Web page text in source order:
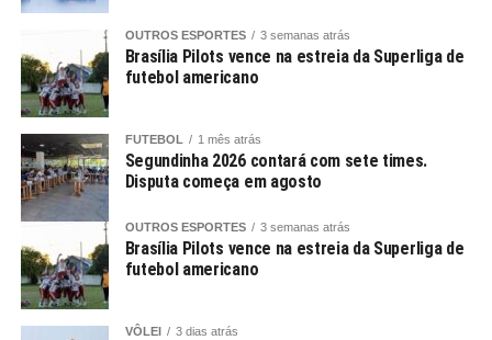
OUTROS ESPORTES 3 semanas atrás
Brasília Pilots vence na estreia da Superliga de
futebol americano
FUTEBOL 1 mês atrás
Segundinha 2026 contará com sete times.
Disputa começa em agosto
OUTROS ESPORTES 3 semanas atrás
Brasília Pilots vence na estreia da Superliga de
futebol americano
VÔLEI 3 dias atrás